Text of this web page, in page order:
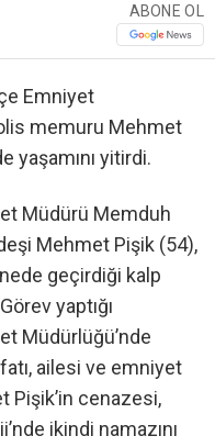
ABONE OL
Emniyet
memuru Mehmet
yaşamını yitirdi.
Müdürü Memduh
Mehmet Pişik (54),
geçirdiği kalp
yaptığı
Müdürlüğü’nde
ailesi ve emniyet
Pişik’in cenazesi,
ikindi namazını